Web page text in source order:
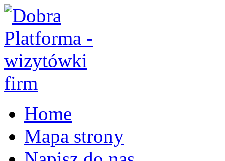
Home
Mapa strony